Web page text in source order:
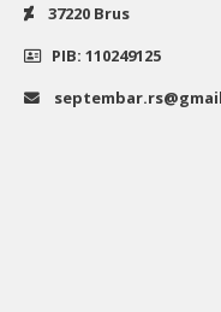
37220 Brus
PIB: 110249125